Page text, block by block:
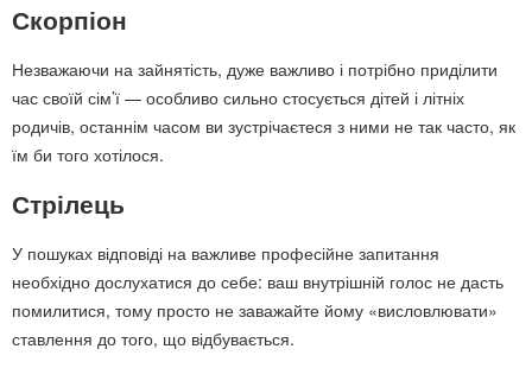
Скорпіон
Незважаючи на зайнятість, дуже важливо і потрібно приділити
час своїй сім’ї — особливо сильно стосується дітей і літніх
родичів, останнім часом ви зустрічаєтеся з ними не так часто, як
їм би того хотілося.
Стрілець
У пошуках відповіді на важливе професійне запитання
необхідно дослухатися до себе: ваш внутрішній голос не дасть
помилитися, тому просто не заважайте йому «висловлювати»
ставлення до того, що відбувається.